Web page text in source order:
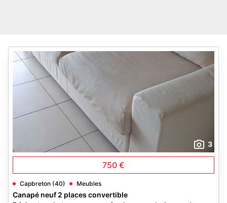
3
750 €
Capbreton (40) Meubles
Canapé neuf 2 places convertible